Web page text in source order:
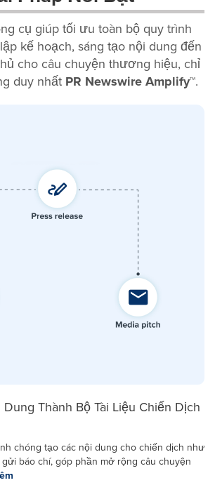
cụ giúp tối ưu toàn bộ quy trình
kế hoạch, sáng tạo nội dung đến
cho câu chuyện thương hiệu, chỉ
duy nhất PR Newswire Amplify™.
Thành Bộ Tài Liệu Chiến Dịch
chóng tạo các nội dung cho chiến dịch như
báo chí, góp phần mở rộng câu chuyện